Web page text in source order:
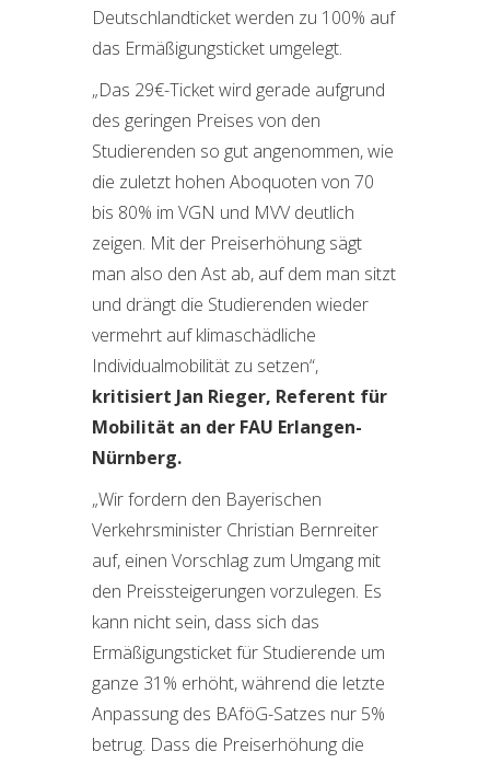
Deutschlandticket werden zu 100% auf
das Ermäßigungsticket umgelegt.
„Das 29€-Ticket wird gerade aufgrund
des geringen Preises von den
Studierenden so gut angenommen, wie
die zuletzt hohen Aboquoten von 70
bis 80% im VGN und MVV deutlich
zeigen. Mit der Preiserhöhung sägt
man also den Ast ab, auf dem man sitzt
und drängt die Studierenden wieder
vermehrt auf klimaschädliche
Individualmobilität zu setzen“,
kritisiert Jan Rieger, Referent für
Mobilität an der FAU Erlangen-
Nürnberg.
„Wir fordern den Bayerischen
Verkehrsminister Christian Bernreiter
auf, einen Vorschlag zum Umgang mit
den Preissteigerungen vorzulegen. Es
kann nicht sein, dass sich das
Ermäßigungsticket für Studierende um
ganze 31% erhöht, während die letzte
Anpassung des BAföG-Satzes nur 5%
betrug. Dass die Preiserhöhung die